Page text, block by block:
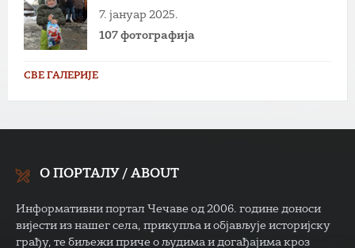
7. јануар 2025.
107 фотографија
СВЕ ГАЛЕРИЈЕ
О ПОРТАЛУ / ABOUT
Информативни портал Чечаве од 2006. године доноси
вијести из нашег села, прикупља и објављује историјску
грађу, те биљежи приче о људима и догађајима кроз